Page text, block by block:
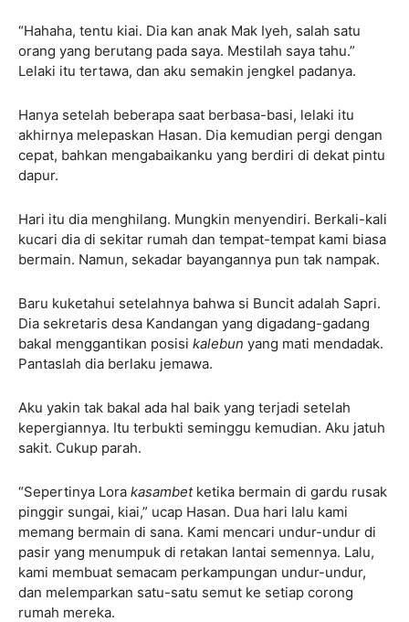
“Hahaha, tentu kiai. Dia kan anak Mak Iyeh, salah satu
orang yang berutang pada saya. Mestilah saya tahu.”
Lelaki itu tertawa, dan aku semakin jengkel padanya.
Hanya setelah beberapa saat berbasa-basi, lelaki itu
akhirnya melepaskan Hasan. Dia kemudian pergi dengan
cepat, bahkan mengabaikanku yang berdiri di dekat pintu
dapur.
Hari itu dia menghilang. Mungkin menyendiri. Berkali-kali
kucari dia di sekitar rumah dan tempat-tempat kami biasa
bermain. Namun, sekadar bayangannya pun tak nampak.
Baru kuketahui setelahnya bahwa si Buncit adalah Sapri.
Dia sekretaris desa Kandangan yang digadang-gadang
bakal menggantikan posisi kalebun yang mati mendadak.
Pantaslah dia berlaku jemawa.
Aku yakin tak bakal ada hal baik yang terjadi setelah
kepergiannya. Itu terbukti seminggu kemudian. Aku jatuh
sakit. Cukup parah.
“Sepertinya Lora kasambet ketika bermain di gardu rusak
pinggir sungai, kiai,” ucap Hasan. Dua hari lalu kami
memang bermain di sana. Kami mencari undur-undur di
pasir yang menumpuk di retakan lantai semennya. Lalu,
kami membuat semacam perkampungan undur-undur,
dan melemparkan satu-satu semut ke setiap corong
rumah mereka.